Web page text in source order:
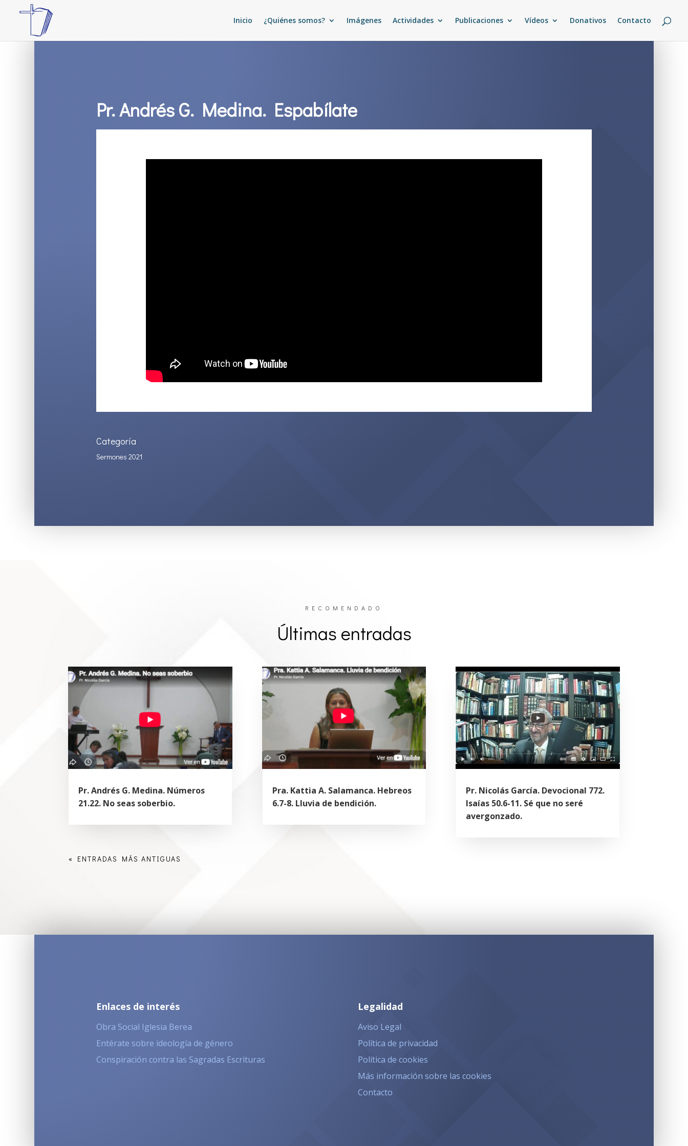
Inicio ¿Quiénes somos? Imágenes Actividades Publicaciones Vídeos Donativos Contacto
Pr. Andrés G. Medina. Espabílate
Categoría
Sermones 2021
RECOMENDADO
Últimas entradas
Pr. Andrés G. Medina. Números
21.22. No seas soberbio.
Pra. Kattia A. Salamanca. Hebreos
6.7-8. Lluvia de bendición.
Pr. Nicolás García. Devocional 772.
Isaías 50.6-11. Sé que no seré
avergonzado.
« ENTRADAS MÁS ANTIGUAS
Enlaces de interés
Obra Social Iglesia Berea
Entérate sobre ideología de género
Conspiración contra las Sagradas Escrituras
Legalidad
Aviso Legal
Política de privacidad
Política de cookies
Más información sobre las cookies
Contacto